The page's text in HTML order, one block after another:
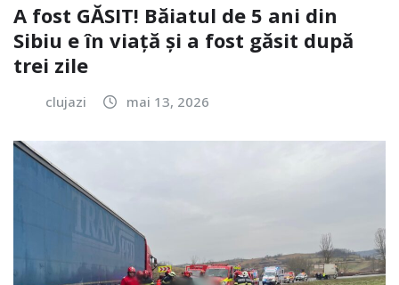
A fost GĂSIT! Băiatul de 5 ani din
Sibiu e în viață și a fost găsit după
trei zile
clujazi mai 13, 2026